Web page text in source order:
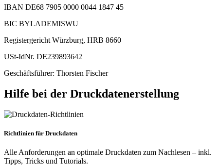
IBAN DE68 7905 0000 0044 1847 45
BIC BYLADEMISWU
Registergericht Würzburg, HRB 8660
USt-IdNr. DE239893642
Geschäftsführer: Thorsten Fischer
Hilfe bei der Druckdatenerstellung
Richtlinien für Druckdaten
Alle Anforderungen an optimale Druckdaten zum Nachlesen – inkl.
Tipps, Tricks und Tutorials.